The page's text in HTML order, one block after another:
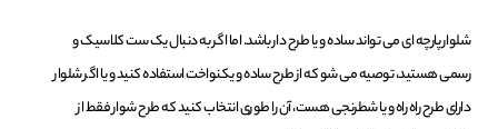
شلوار پارچه ای می تواند ساده و یا طرح دار باشد. اما اگر به دنبال یک ست کلاسیک و
رسمی هستید، توصیه می شو که از طرح ساده و یکنواخت استفاده کنید و یا اگر شلوار
دارای طرح راه راه و یا شطرنجی هست، آن را طوری انتخاب کنید که طرح شوار فقط از